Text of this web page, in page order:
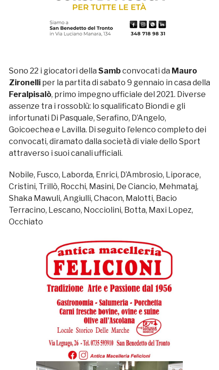
Sono 22 i giocatori della Sambconvocati da Mauro
Zironelliper la partita di sabato 9 gennaio in casa della
Feralpisalò, primo impegno ufficiale del 2021. Diverse
assenze tra i rossoblù: lo squalificato Biondi e gli
infortunati Di Pasquale, Serafino, D’Angelo,
Goicoechea e Lavilla. Di seguito l’elenco completo dei
convocati, diramato dalla società di viale dello Sport
attraverso i suoi canali ufficiali.
Nobile, Fusco, Laborda, Enrici, D’Ambrosio, Liporace,
Cristini, Trillò, Rocchi, Masini, De Ciancio, Mehmataj,
Shaka Mawuli, Angiulli, Chacon, Malotti, Bacio
Terracino, Lescano, Nocciolini, Botta, Maxi Lopez,
Occhiato